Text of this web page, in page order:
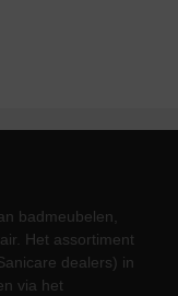
badmeubelen,
Het assortiment
dealers) in
via het